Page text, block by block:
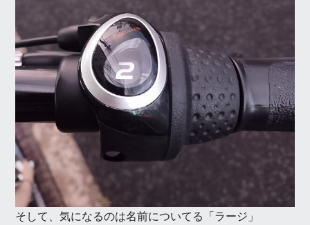
そして、気になるのは名前についてる「ラージ」